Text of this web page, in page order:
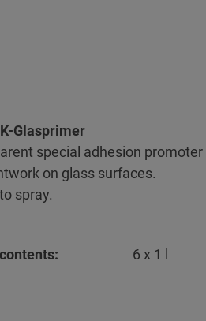
Glasprimer
special adhesion promoter
on glass surfaces.
spray.
6 x 1 l